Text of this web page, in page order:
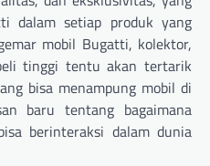
dalam setiap produk yang
mobil Bugatti, kolektor,
tinggi tentu akan tertarik
bisa menampung mobil di
baru tentang bagaimana
berinteraksi dalam dunia